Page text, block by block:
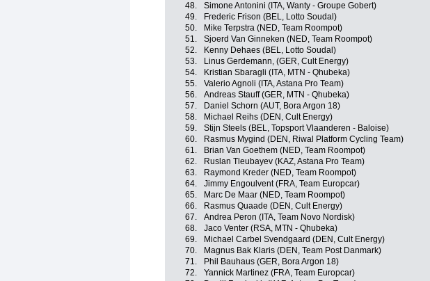
48.
Simone Antonini (ITA, Wanty - Groupe Gobert)
49.
Frederic Frison (BEL, Lotto Soudal)
50.
Mike Terpstra (NED, Team Roompot)
51.
Sjoerd Van Ginneken (NED, Team Roompot)
52.
Kenny Dehaes (BEL, Lotto Soudal)
53.
Linus Gerdemann, (GER, Cult Energy)
54.
Kristian Sbaragli (ITA, MTN - Qhubeka)
55.
Valerio Agnoli (ITA, Astana Pro Team)
56.
Andreas Stauff (GER, MTN - Qhubeka)
57.
Daniel Schorn (AUT, Bora Argon 18)
58.
Michael Reihs (DEN, Cult Energy)
59.
Stijn Steels (BEL, Topsport Vlaanderen - Baloise)
60.
Rasmus Mygind (DEN, Riwal Platform Cycling Team)
61.
Brian Van Goethem (NED, Team Roompot)
62.
Ruslan Tleubayev (KAZ, Astana Pro Team)
63.
Raymond Kreder (NED, Team Roompot)
64.
Jimmy Engoulvent (FRA, Team Europcar)
65.
Marc De Maar (NED, Team Roompot)
66.
Rasmus Quaade (DEN, Cult Energy)
67.
Andrea Peron (ITA, Team Novo Nordisk)
68.
Jaco Venter (RSA, MTN - Qhubeka)
69.
Michael Carbel Svendgaard (DEN, Cult Energy)
70.
Magnus Bak Klaris (DEN, Team Post Danmark)
71.
Phil Bauhaus (GER, Bora Argon 18)
72.
Yannick Martinez (FRA, Team Europcar)